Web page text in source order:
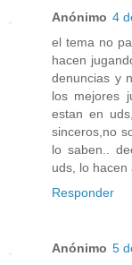
Anónimo 4
el tema no
hacen
denuncias y
los mejores
estan en
sinceros,no
lo saben..
uds, lo hacen
Responder
Anónimo 5